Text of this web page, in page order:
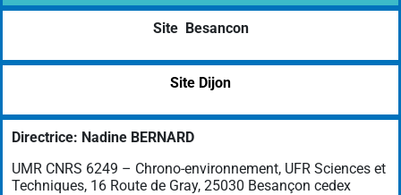
Site Besancon
Site Dijon
Directrice: Nadine BERNARD
UMR CNRS 6249 – Chrono-environnement, UFR Sciences et
Techniques, 16 Route de Gray, 25030 Besançon cedex